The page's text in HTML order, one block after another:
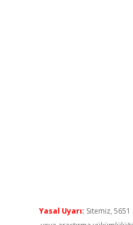
Yasal Uyarı: Sitemiz,